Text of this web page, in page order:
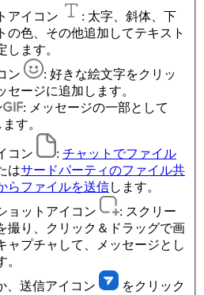
アイコン
: 太字、斜体、下
の色、その他追加してテキスト
します。
ン
: 好きな絵文字をクリッ
セージに追加します。
: メッセージの一部として
す。
コン : チャットでファイル
はサードパーティのファイル共
らファイルを送信します。
ョットアイコン
: スクリー
撮り、クリック＆ドラッグで画
ャプチャして、メッセージとし
、送信アイコン
をクリック